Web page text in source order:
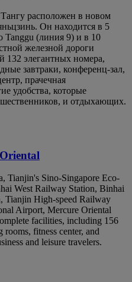
расположен в новом
Он находится в 5
Tanggu (линия 9) и в 10
железной дороги
132 элегантных номера,
завтраки, конференц-зал,
прачечная
удобства, которые
и отдыхающих.
Tianjin's Sino-Singapore Eco-
West Railway Station, Binhai
Tianjin High-speed Railway
Airport, Mercure Oriental
facilities, including 156
rooms, fitness center, and
and leisure travelers.